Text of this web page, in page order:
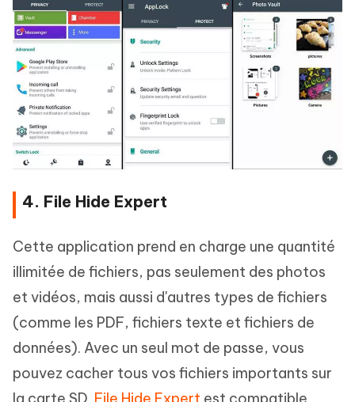
4. File Hide Expert
Cette application prend en charge une quantité
illimitée de fichiers, pas seulement des photos
et vidéos, mais aussi d'autres types de fichiers
(comme les PDF, fichiers texte et fichiers de
données). Avec un seul mot de passe, vous
pouvez cacher tous vos fichiers importants sur